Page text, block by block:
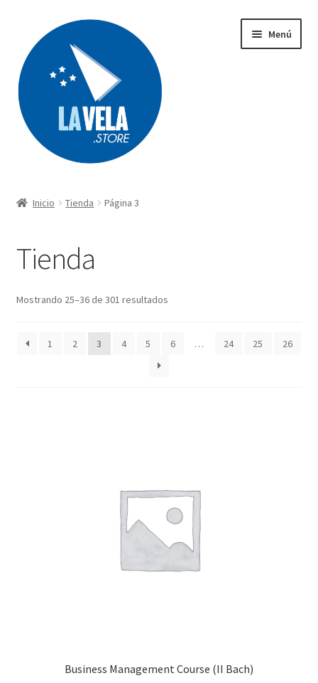
la
navegación
contenido
Menú
Acerca de Lavela
Tienda
Inicio Tienda Página 3
Tienda
Mostrando 25–36 de 301 resultados
1 2 3 4 5 6 … 24 25 26
Business Management Course (II Bach)